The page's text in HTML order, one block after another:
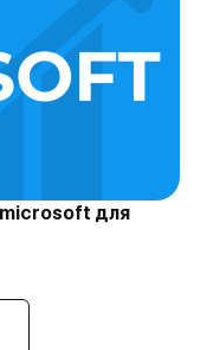
microsoft для